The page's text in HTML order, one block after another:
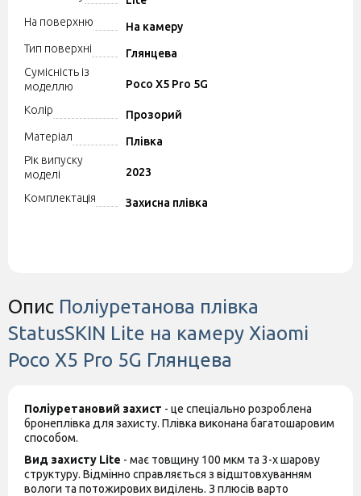
На поверхню
На камеру
Тип поверхні
Глянцева
Сумісність із
моделлю
Poco X5 Pro 5G
Колір
Прозорий
Матеріал
Плівка
Рік випуску
моделі
2023
Комплектація
Захисна плівка
Опис Поліуретанова плівка
StatusSKIN Lite на камеру Xiaomi
Poco X5 Pro 5G Глянцева
Поліуретановий захист - це спеціально розроблена
бронеплівка для захисту. Плівка виконана багатошаровим
способом.
Вид захисту Lite - має товщину 100 мкм та 3-х шарову
структуру. Відмінно справляється з відштовхуванням
вологи та потожирових виділень. З плюсів варто